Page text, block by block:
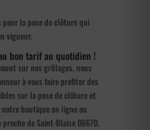
pour la pose de clôture qui
vigueur.
bon tarif au quotidien !
sur nos grillages, nous
à vous faire profiter des
sur la pose de clôture et
boutique en ligne ou
de Saint-Blaise 06670.